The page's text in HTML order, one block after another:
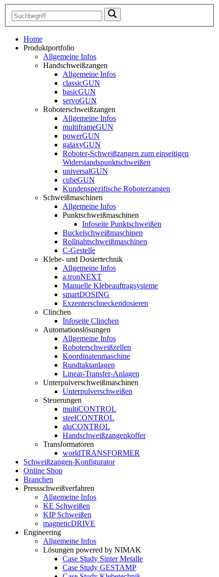
Home
Produktportfolio
Allgemeine Infos
Handschweißzangen
Allgemeine Infos
classicGUN
basicGUN
servoGUN
Roboterschweißzangen
Allgemeine Infos
multiframeGUN
powerGUN
galaxyGUN
Roboter-Schweißzangen zum einseitigen
Widerstandspunktschweißen
universalGUN
cubeGUN
Kundenspezifische Roboterzangen
Schweißmaschinen
Allgemeine Infos
Punktschweißmaschinen
Infoseite Punktschweißen
Buckelschweißmaschinen
Rollnahtschweißmaschinen
C-Gestelle
Klebe- und Dosiertechnik
Allgemeine Infos
a.tronNEXT
Manuelle Klebeauftragsysteme
smartDOSING
Exzenterschneckendosieren
Clinchen
Infoseite Clinchen
Automationslösungen
Allgemeine Infos
Roboterschweißzellen
Koordinatenmaschine
Rundtaktanlagen
Linear-Transfer-Anlagen
Unterpulverschweißmaschinen
Unterpulverschweißen
Steuerungen
multiCONTROL
steelCONTROL
aluCONTROL
Handschweißzangenkoffer
Transformatoren
worldTRANSFORMER
Schweißzangen-Konfigurator
Online Shop
Branchen
Pressschweißverfahren
Allgemeine Infos
KE Schweißen
KIP Schweißen
magneticDRIVE
Engineering
Allgemeine Infos
Lösungen powered by NIMAK
Case Study Sinter Metalle
Case Study GESTAMP